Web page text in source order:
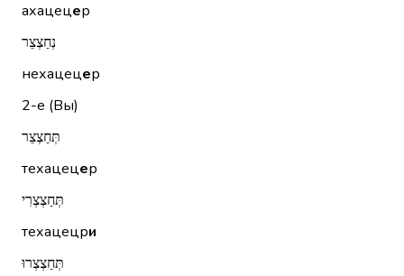
ахацецер
נְחַצְצֵר
нехацецер
2-е (Вы)
תְּחַצְצֵר
техацецер
תְּחַצְצְרִי
техацецри
תְּחַצְצְרוּ